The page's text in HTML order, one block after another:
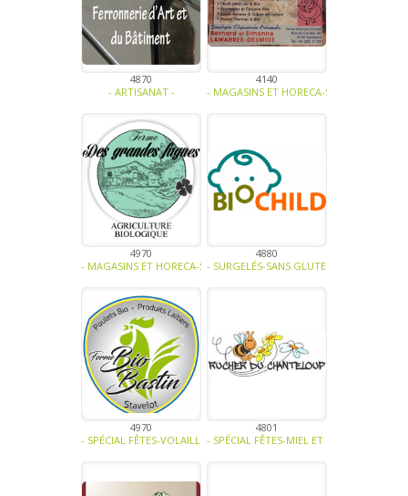
4870
- ARTISANAT -
4140
- MAGASINS ET HORECA-SPÉCIAL FÊTES-
4970
- MAGASINS ET HORECA-SPÉCIAL FÊTES-PRODUIT LAITIER-BIO -
4880
- SURGELÉS-SANS GLUTEN, SANS
4970
- SPÉCIAL FÊTES-VOLAILLE - OEUFS-BIO -
4801
- SPÉCIAL FÊTES-MIEL ET DÉRIVÉS-